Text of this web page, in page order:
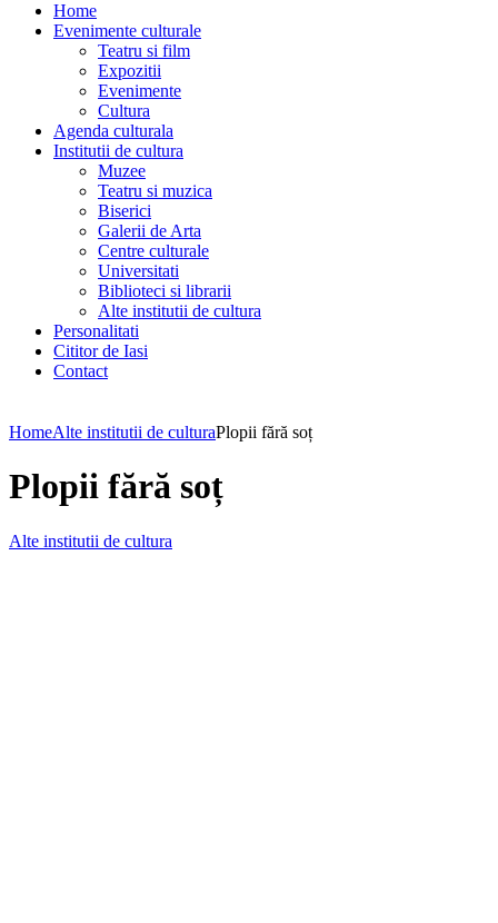
Home
Evenimente culturale
Teatru si film
Expozitii
Evenimente
Cultura
Agenda culturala
Institutii de cultura
Muzee
Teatru si muzica
Biserici
Galerii de Arta
Centre culturale
Universitati
Biblioteci si librarii
Alte institutii de cultura
Personalitati
Cititor de Iasi
Contact
HomeAlte institutii de culturaPlopii fără soț
Plopii fără soț
Alte institutii de cultura